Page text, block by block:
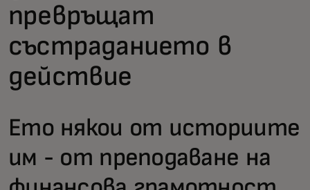
превръщат
състраданието в
действие
Ето някои от историите
им - от преподаване на